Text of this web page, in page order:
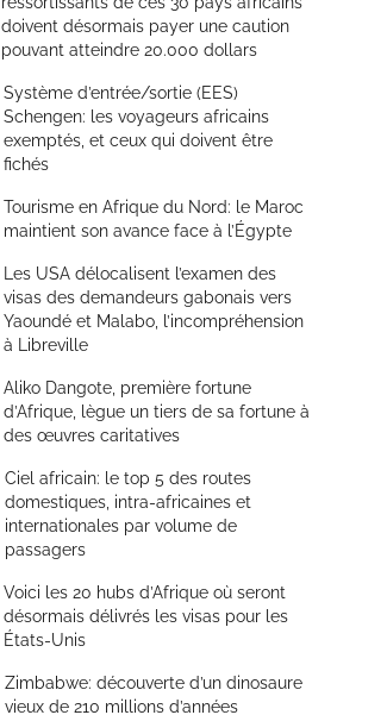
doivent désormais payer une caution
pouvant atteindre 20.000 dollars
Système d’entrée/sortie (EES)
Schengen: les voyageurs africains
exemptés, et ceux qui doivent être
fichés
Tourisme en Afrique du Nord: le Maroc
maintient son avance face à l’Égypte
Les USA délocalisent l’examen des
visas des demandeurs gabonais vers
Yaoundé et Malabo, l’incompréhension
à Libreville
Aliko Dangote, première fortune
d’Afrique, lègue un tiers de sa fortune à
des œuvres caritatives
Ciel africain: le top 5 des routes
domestiques, intra-africaines et
internationales par volume de
passagers
Voici les 20 hubs d’Afrique où seront
désormais délivrés les visas pour les
États-Unis
Zimbabwe: découverte d’un dinosaure
vieux de 210 millions d’années